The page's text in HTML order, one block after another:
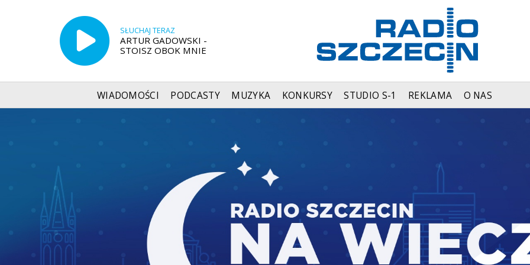
SŁUCHAJ TERAZ
ARTUR GADOWSKI -
STOISZ OBOK MNIE
WIADOMOŚCI PODCASTY MUZYKA KONKURSY STUDIO S-1 REKLAMA O NAS